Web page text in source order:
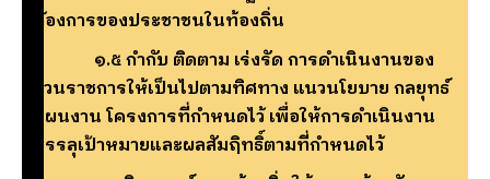
ต้องการของประชาชนในท้องถิ่น
๑.๕ กำกับ ติดตาม เร่งรัด การดำเนินงานของ
ส่วนราชการให้เป็นไปตามทิศทาง แนวนโยบาย กลยุทธ์
แผนงาน โครงการที่กำหนดไว้ เพื่อให้การดำเนินงาน
บรรลุเป้าหมายและผลสัมฤิทธิ์ตามที่กำหนดไว้